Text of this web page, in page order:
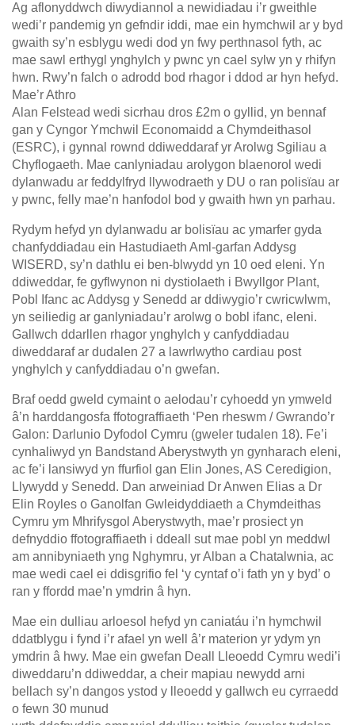
Ag aflonyddwch diwydiannol a newidiadau i’r gweithle
wedi’r pandemig yn gefndir iddi, mae ein hymchwil ar y byd
gwaith sy’n esblygu wedi dod yn fwy perthnasol fyth, ac
mae sawl erthygl ynghylch y pwnc yn cael sylw yn y rhifyn
hwn. Rwy’n falch o adrodd bod rhagor i ddod ar hyn hefyd.
Mae’r Athro
Alan Felstead wedi sicrhau dros £2m o gyllid, yn bennaf
gan y Cyngor Ymchwil Economaidd a Chymdeithasol
(ESRC), i gynnal rownd ddiweddaraf yr Arolwg Sgiliau a
Chyflogaeth. Mae canlyniadau arolygon blaenorol wedi
dylanwadu ar feddylfryd llywodraeth y DU o ran polisïau ar
y pwnc, felly mae’n hanfodol bod y gwaith hwn yn parhau.
Rydym hefyd yn dylanwadu ar bolisïau ac ymarfer gyda
chanfyddiadau ein Hastudiaeth Aml-garfan Addysg
WISERD, sy’n dathlu ei ben-blwydd yn 10 oed eleni. Yn
ddiweddar, fe gyflwynon ni dystiolaeth i Bwyllgor Plant,
Pobl Ifanc ac Addysg y Senedd ar ddiwygio’r cwricwlwm,
yn seiliedig ar ganlyniadau’r arolwg o bobl ifanc, eleni.
Gallwch ddarllen rhagor ynghylch y canfyddiadau
diweddaraf ar dudalen 27 a lawrlwytho cardiau post
ynghylch y canfyddiadau o’n gwefan.
Braf oedd gweld cymaint o aelodau’r cyhoedd yn ymweld
â’n harddangosfa ffotograffiaeth ‘Pen rheswm / Gwrando’r
Galon: Darlunio Dyfodol Cymru (gweler tudalen 18). Fe’i
cynhaliwyd yn Bandstand Aberystwyth yn gynharach eleni,
ac fe’i lansiwyd yn ffurfiol gan Elin Jones, AS Ceredigion,
Llywydd y Senedd. Dan arweiniad Dr Anwen Elias a Dr
Elin Royles o Ganolfan Gwleidyddiaeth a Chymdeithas
Cymru ym Mhrifysgol Aberystwyth, mae’r prosiect yn
defnyddio ffotograffiaeth i ddeall sut mae pobl yn meddwl
am annibyniaeth yng Nghymru, yr Alban a Chatalwnia, ac
mae wedi cael ei ddisgrifio fel ‘y cyntaf o’i fath yn y byd’ o
ran y ffordd mae’n ymdrin â hyn.
Mae ein dulliau arloesol hefyd yn caniatáu i’n hymchwil
ddatblygu i fynd i’r afael yn well â’r materion yr ydym yn
ymdrin â hwy. Mae ein gwefan Deall Lleoedd Cymru wedi’i
diweddaru’n ddiweddar, a cheir mapiau newydd arni
bellach sy’n dangos ystod y lleoedd y gallwch eu cyrraedd
o fewn 30 munud